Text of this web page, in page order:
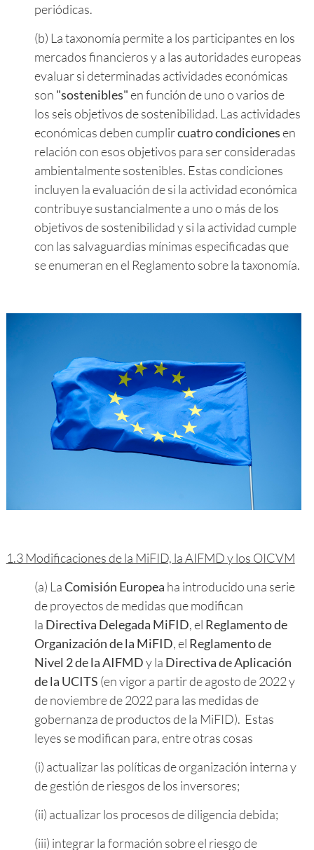
periódicas.
(b) La taxonomía permite a los participantes en los
mercados financieros y a las autoridades europeas
evaluar si determinadas actividades económicas
son "sostenibles"en función de uno o varios de
los seis objetivos de sostenibilidad. Las actividades
económicas deben cumplircuatro condicionesen
relación con esos objetivos para ser consideradas
ambientalmente sostenibles. Estas condiciones
incluyen la evaluación de si la actividad económica
contribuye sustancialmente a uno o más de los
objetivos de sostenibilidad y si la actividad cumple
con las salvaguardias mínimas especificadas que
se enumeran en el Reglamento sobre la taxonomía.
1.3 Modificaciones de la MiFID, la AIFMD y los OICVM
(a) LaComisión Europea ha introducido una serie
de proyectos de medidas que modifican
la Directiva Delegada MiFID, el Reglamento de
Organización de la MiFID, el Reglamento de
Nivel 2 de la AIFMDy la Directiva de Aplicación
de la UCITS (en vigor a partir de agosto de 2022 y
de noviembre de 2022 para las medidas de
gobernanza de productos de la MiFID). Estas
leyes se modifican para, entre otras cosas
(i) actualizar las políticas de organización interna y
de gestión de riesgos de los inversores;
(ii) actualizar los procesos de diligencia debida;
(iii) integrar la formación sobre el riesgo de